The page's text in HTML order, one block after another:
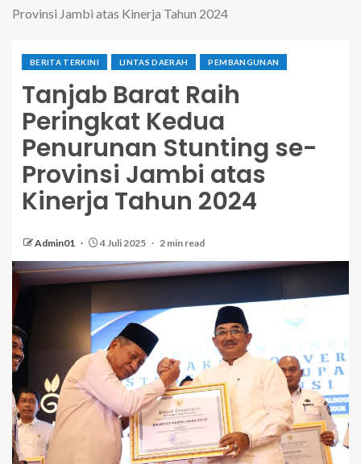
Provinsi Jambi atas Kinerja Tahun 2024
BERITA TERKINI LINTAS DAERAH PEMBANGUNAN
Tanjab Barat Raih
Peringkat Kedua
Penurunan Stunting se-
Provinsi Jambi atas
Kinerja Tahun 2024
Admin01 4 Juli 2025 2 min read